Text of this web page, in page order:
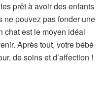
prêt à avoir des enfants
ne pouvez pas fonder une
chat est le moyen idéal
Après tout, votre bébé
de soins et d’affection !